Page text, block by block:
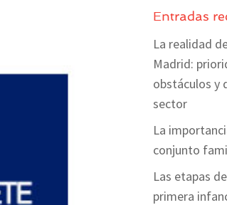
Entradas
La realidad
Madrid:
obstáculos y
sector
La
conjunto
Las etapas
primera